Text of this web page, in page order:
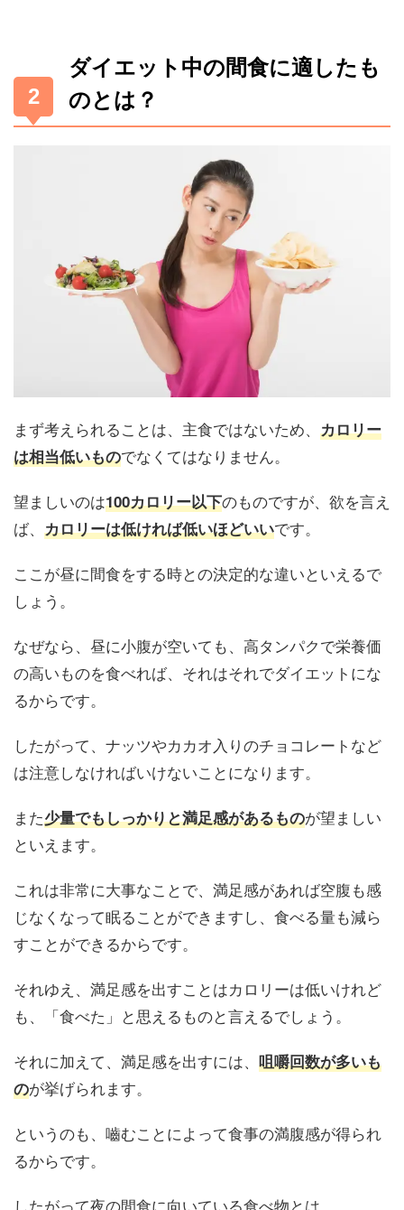
ダイエット中の間食に適したも
のとは？
まず考えられることは、主食ではないため、 カロリー
は相当低いものでなくてはなりません。
望ましいのは100カロリー以下のものですが、欲を言え
ば、 カロリーは低ければ低いほどいいです。
ここが昼に間食をする時との決定的な違いといえるで
しょう。
なぜなら、昼に小腹が空いても、高タンパクで栄養価
の高いものを食べれば、それはそれでダイエットにな
るからです。
したがって、ナッツやカカオ入りのチョコレートなど
は注意しなければいけないことになります。
また少量でもしっかりと満足感があるものが望ましい
といえます。
これは非常に大事なことで、満足感があれば空腹も感
じなくなって眠ることができますし、食べる量も減ら
すことができるからです。
それゆえ、満足感を出すことはカロリーは低いけれど
も、「食べた」と思えるものと言えるでしょう。
それに加えて、満足感を出すには、 咀嚼回数が多いも
のが挙げられます。
というのも、嚙むことによって食事の満腹感が得られ
るからです。
したがって夜の間食に向いている食べ物とは、